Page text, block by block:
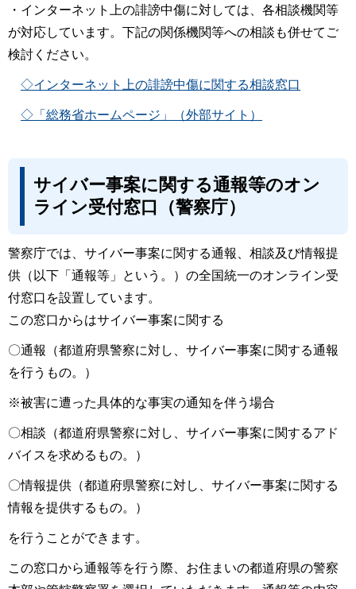
・インターネット上の誹謗中傷に対しては、各相談機関等
が対応しています。下記の関係機関等への相談も併せてご
検討ください。
◇インターネット上の誹謗中傷に関する相談窓口
◇「総務省ホームページ」（外部サイト）
サイバー事案に関する通報等のオン
ライン受付窓口（警察庁）
警察庁では、サイバー事案に関する通報、相談及び情報提
供（以下「通報等」という。）の全国統一のオンライン受
付窓口を設置しています。
この窓口からはサイバー事案に関する
〇通報（都道府県警察に対し、サイバー事案に関する通報
を行うもの。）
※被害に遭った具体的な事実の通知を伴う場合
〇相談（都道府県警察に対し、サイバー事案に関するアド
バイスを求めるもの。）
〇情報提供（都道府県警察に対し、サイバー事案に関する
情報を提供するもの。）
を行うことができます。
この窓口から通報等を行う際、お住まいの都道府県の警察